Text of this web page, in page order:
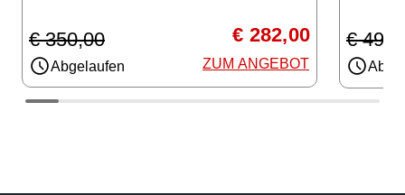
€ 350,00
Abgelaufen
€ 282,00
ZUM ANGEBOT
€